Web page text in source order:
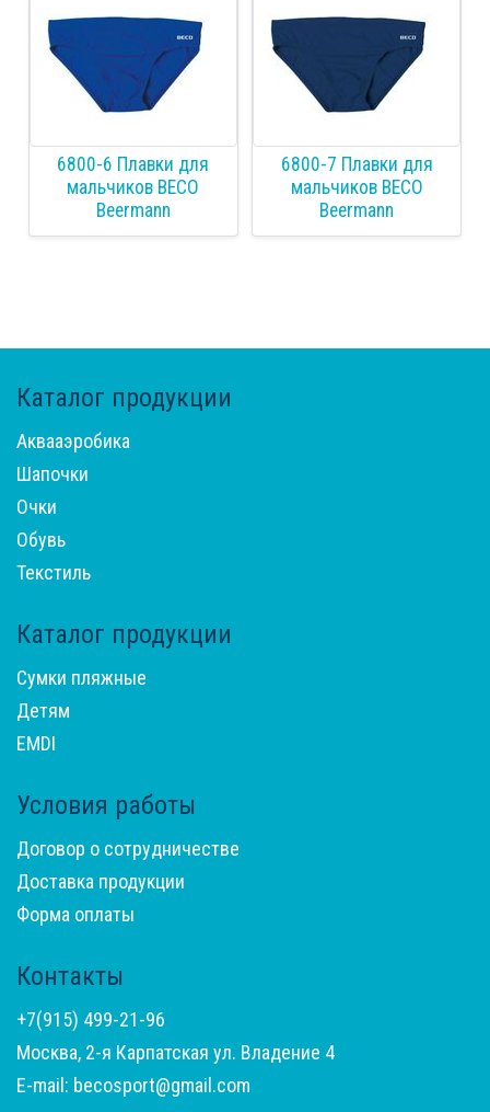
6800-6 Плавки для
мальчиков BECO
Beermann
6800-7 Плавки для
мальчиков BECO
Beermann
Каталог продукции
Aквааэробика
Шапочки
Очки
Обувь
Текстиль
Каталог продукции
Сумки пляжные
Детям
EMDI
Условия работы
Договор о сотрудничестве
Доставка продукции
Форма оплаты
Контакты
+7(915) 499-21-96
Москва, 2-я Карпатская ул. Владение 4
E-mail: becosport@gmail.com